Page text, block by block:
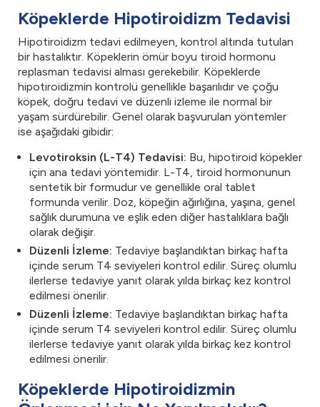
Köpeklerde Hipotiroidizm Tedavisi
Hipotiroidizm tedavi edilmeyen, kontrol altında tutulan
bir hastalıktır. Köpeklerin ömür boyu tiroid hormonu
replasman tedavisi alması gerekebilir. Köpeklerde
hipotiroidizmin kontrolü genellikle başarılıdır ve çoğu
köpek, doğru tedavi ve düzenli izleme ile normal bir
yaşam sürdürebilir. Genel olarak başvurulan yöntemler
ise aşağıdaki gibidir:
Levotiroksin (L-T4) Tedavisi: Bu, hipotiroid köpekler
için ana tedavi yöntemidir. L-T4, tiroid hormonunun
sentetik bir formudur ve genellikle oral tablet
formunda verilir. Doz, köpeğin ağırlığına, yaşına, genel
sağlık durumuna ve eşlik eden diğer hastalıklara bağlı
olarak değişir.
Düzenli İzleme: Tedaviye başlandıktan birkaç hafta
içinde serum T4 seviyeleri kontrol edilir. Süreç olumlu
ilerlerse tedaviye yanıt olarak yılda birkaç kez kontrol
edilmesi önerilir.
Düzenli İzleme: Tedaviye başlandıktan birkaç hafta
içinde serum T4 seviyeleri kontrol edilir. Süreç olumlu
ilerlerse tedaviye yanıt olarak yılda birkaç kez kontrol
edilmesi önerilir.
Köpeklerde Hipotiroidizmin